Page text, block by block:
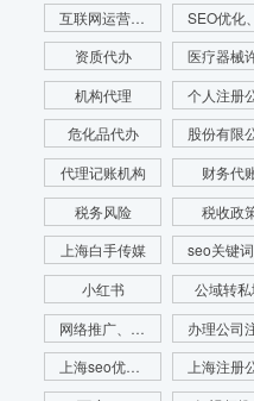
互联网运营推广
资质代办
机构代理
个人注册
危化品代办
股份有限
代理记账机构
财务代
税务风险
税收政
上海白手传媒
小红书
公域转
网络推广、seo优化、新媒体运营、舆情管理、舆情系统监测、app开发、官网搭建
办理公司
上海seo优化公司代运营公司